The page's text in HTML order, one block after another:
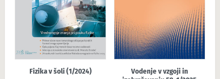
Fizika v šoli (1/2024)
Vodenje v vzgoji in